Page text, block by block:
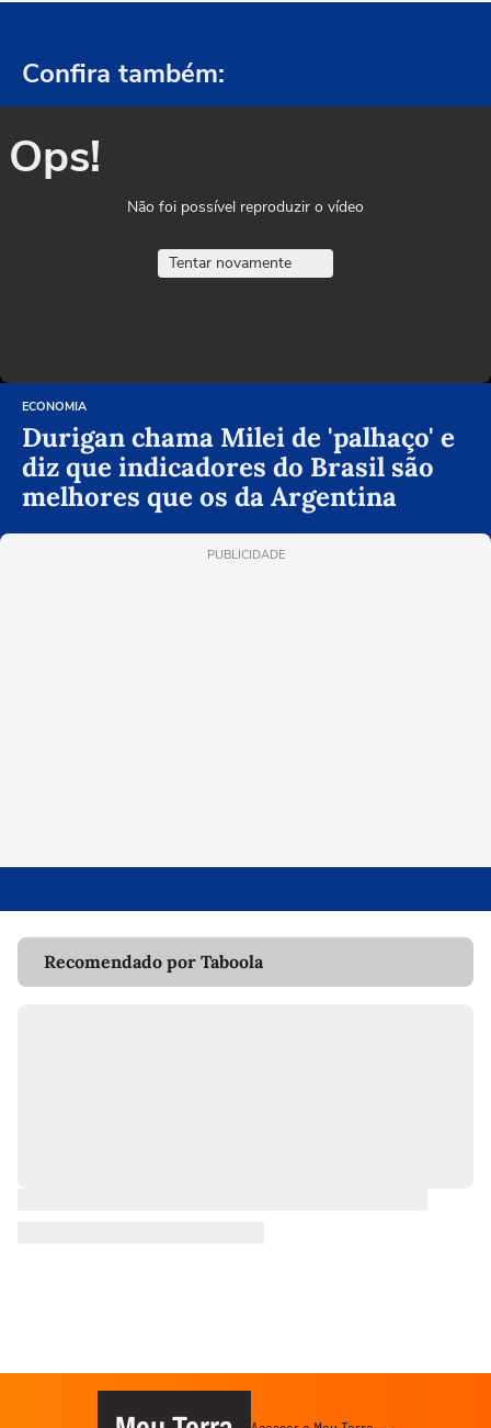
Confira também:
Ops!
Não foi possível reproduzir o vídeo
Tentar novamente
ECONOMIA
Durigan chama Milei de 'palhaço' e
diz que indicadores do Brasil são
melhores que os da Argentina
PUBLICIDADE
Recomendado por Taboola